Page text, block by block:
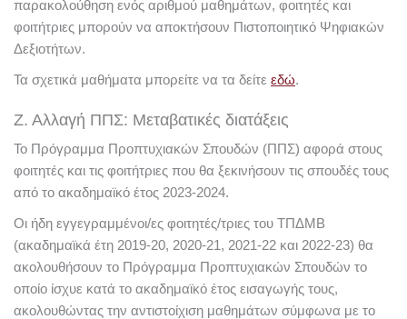
παρακολούθηση ενός αριθμού μαθημάτων, φοιτητές και
φοιτήτριες μπορούν να αποκτήσουν Πιστοποιητικό Ψηφιακών
Δεξιοτήτων.
Τα σχετικά μαθήματα μπορείτε να τα δείτε εδώ.
Ζ. Αλλαγή ΠΠΣ: Μεταβατικές διατάξεις
Το Πρόγραμμα Προπτυχιακών Σπουδών (ΠΠΣ) αφορά στους
φοιτητές και τις φοιτήτριες που θα ξεκινήσουν τις σπουδές τους
από το ακαδημαϊκό έτος 2023-2024.
Οι ήδη εγγεγραμμένοι/ες φοιτητές/τριες του ΤΠΔΜΒ
(ακαδημαϊκά έτη 2019-20, 2020-21, 2021-22 και 2022-23) θα
ακολουθήσουν το Πρόγραμμα Προπτυχιακών Σπουδών το
οποίο ίσχυε κατά το ακαδημαϊκό έτος εισαγωγής τους,
ακολουθώντας την αντιστοίχιση μαθημάτων σύμφωνα με το